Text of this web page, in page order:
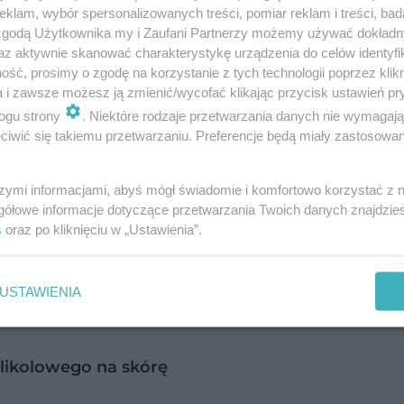
wcale nie polega tylko na złuszczaniu.
proces: pod wpływem substancji
skóry pobudzany jest proces
są przez nowe, a skóra się
gojenia uszkodzeń mechanicznych: gojąca się
przebarwień jest to o tyle istotne, że
przez co usuwanie ich domowymi
zupełnie nieskuteczne.
na skórę
wybór spersonalizowanych treści, pomiar reklam i treści,
Użytkownika my i Zaufani Partnerzy możemy używać
aktywnie skanować charakterystykę urządzenia do celów
prosimy o zgodę na korzystanie z tych technologii poprzez
i zawsze możesz ją zmienić/wycofać klikając przycisk ustawień
strony
. Niektóre rodzaje przetwarzania danych nie
się takiemu przetwarzaniu. Preferencje będą miały
informacjami, abyś mógł świadomie i komfortowo korzystać z
informacje dotyczące przetwarzania Twoich danych
oraz po kliknięciu w „Ustawienia”.
USTAWIENIA